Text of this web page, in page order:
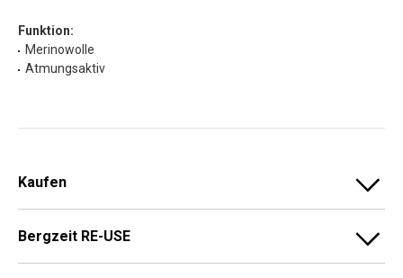
Funktion:
Merinowolle
Atmungsaktiv
Kaufen
Bergzeit RE-USE